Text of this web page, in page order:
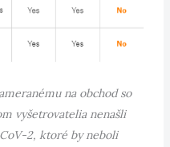
na obchod so
vyšetrovatelia nenašli
2, ktoré by neboli